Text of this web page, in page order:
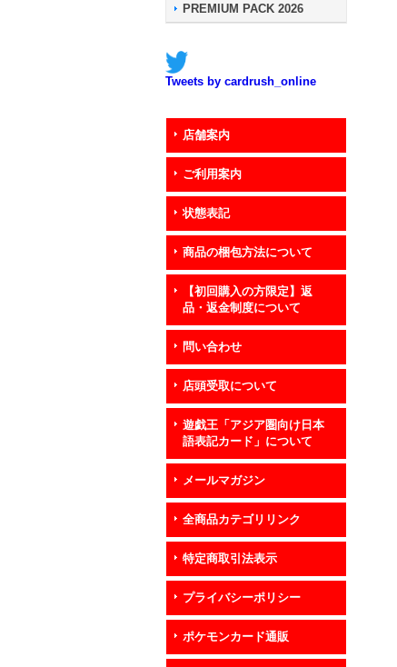
PREMIUM PACK 2026
Tweets by cardrush_online
店舗案内
ご利用案内
状態表記
商品の梱包方法について
【初回購入の方限定】返
品・返金制度について
問い合わせ
店頭受取について
遊戯王「アジア圏向け日本
語表記カード」について
メールマガジン
全商品カテゴリリンク
特定商取引法表示
プライバシーポリシー
ポケモンカード通販